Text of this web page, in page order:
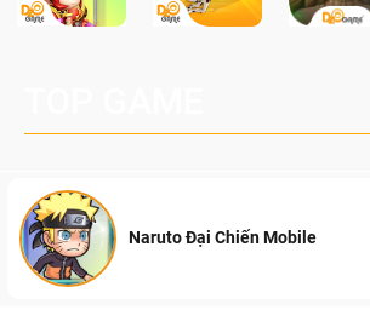
Naruto Đại Chiến Mobile